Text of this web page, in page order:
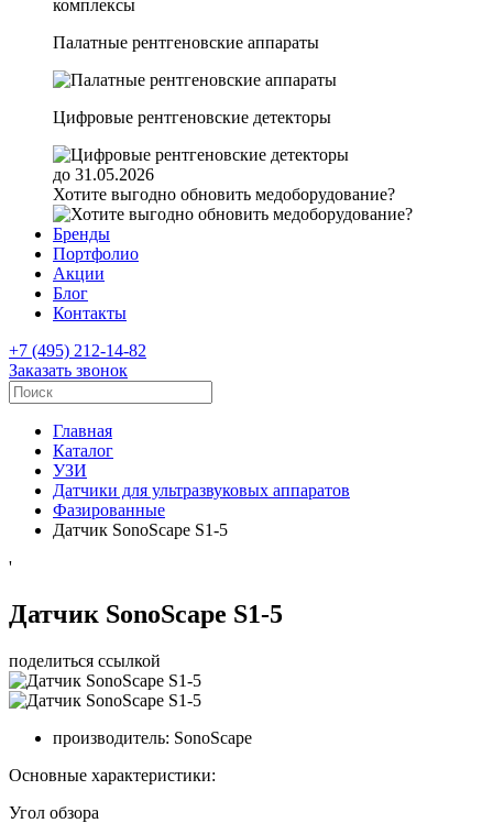
Палатные рентгеновские аппараты
Цифровые рентгеновские детекторы
до 31.05.2026
Хотите выгодно обновить медоборудование?
Бренды
Портфолио
Акции
Блог
Контакты
+7 (495) 212-14-82
Заказать звонок
Главная
Каталог
УЗИ
Датчики для ультразвуковых аппаратов
Фазированные
Датчик SonoScape S1-5
'
Датчик SonoScape S1-5
поделиться ссылкой
производитель: SonoScape
Основные характеристики:
Угол обзора